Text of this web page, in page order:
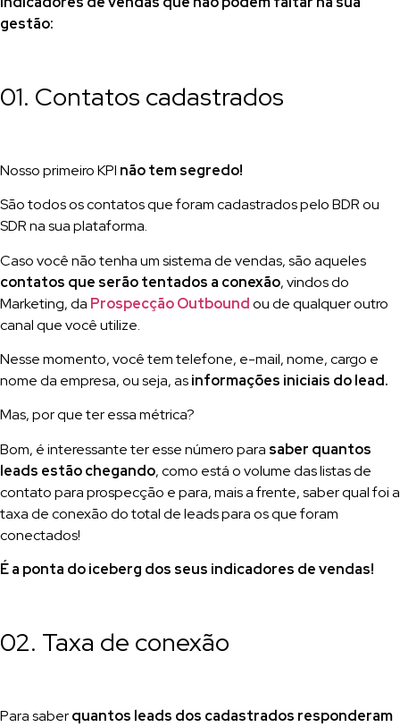
gestão:
01. Contatos cadastrados
Nosso primeiro KPI não tem segredo!
São todos os contatos que foram cadastrados pelo BDR ou
SDR na sua plataforma.
Caso você não tenha um sistema de vendas, são aqueles
contatos que serão tentados a conexão, vindos do
Marketing, da Prospecção Outboundou de qualquer outro
canal que você utilize.
Nesse momento, você tem telefone, e-mail, nome, cargo e
nome da empresa, ou seja, asinformações iniciais do lead.
Mas, por que ter essa métrica?
Bom, é interessante ter esse número para saber quantos
leads estão chegando, como está o volume das listas de
contato para prospecção e para, mais a frente, saber qual foi a
taxa de conexão do total de leads para os que foram
conectados!
É a ponta do iceberg dos seus indicadores de vendas!
02. Taxa de conexão
Para saberquantos leads dos cadastrados responderam